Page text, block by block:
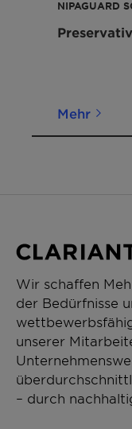
Hydrating
wünschen,
NIPAGUARD
Mehr
Wir schaffen
der Bedürfnisse
unserer
– durch